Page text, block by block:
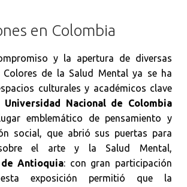
en Colombia
y la apertura de diversas
Colores de la Salud Mental ya se ha
culturales y académicos clave
Universidad Nacional de Colombia
emblemático de pensamiento y
social, que abrió sus puertas para
el arte y la Salud Mental,
Antioquia: con gran participación
exposición permitió que la